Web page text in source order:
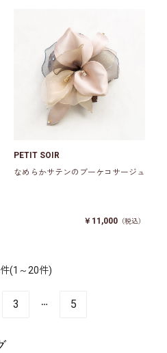
PETIT SOIR
なめらかサテンのブーケコサージュ
￥11,000 （税込）
件(1～20件)
3 5